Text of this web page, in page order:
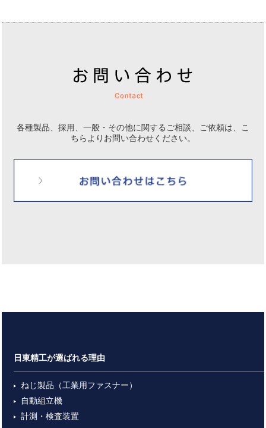
各種製品、採用、一般・その他に関するご相談、ご依頼は、
こ
ちらよりお問い合わせください。
日東精工が選ばれる理由
ねじ製品（工業用ファスナー）
自動組立機
計測・検査装置